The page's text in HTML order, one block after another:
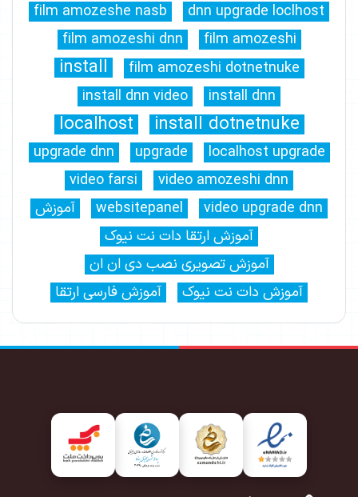
dnn upgrade loclhost
film amozeshe nasb
film amozeshi
film amozeshi dnn
film amozeshi dotnetnuke
install
install dnn
install dnn video
install dotnetnuke
localhost
localhost upgrade
upgrade
upgrade dnn
video amozeshi dnn
video farsi
video upgrade dnn
websitepanel
آموزش
آموزش ارتقا دات نت نیوک
آموزش تصویری نصب دی ان ان
آموزش دات نت نیوک
آموزش فارسی ارتقا